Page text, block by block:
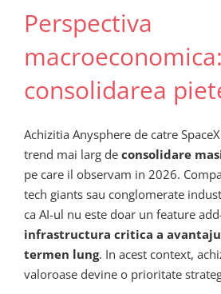
Perspectiva
macroeconomica:
consolidarea
Achizitia Anysphere de catre
trend mai larg de consolidare
pe care il observam in 2026.
tech giants sau conglomerate
ca AI-ul nu este doar un feature
infrastructura critica a
termen lung. In acest context,
valoroase devine o prioritate